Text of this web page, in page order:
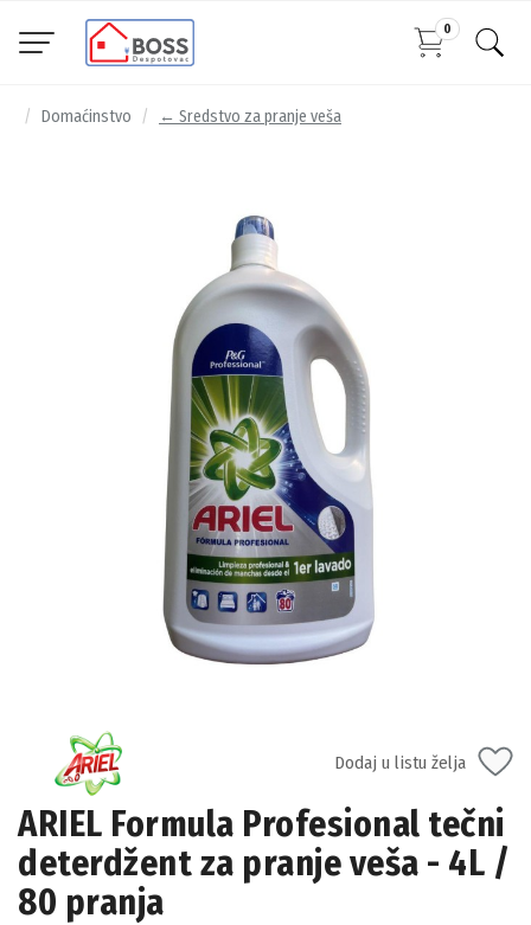
0
Domaćinstvo ← Sredstvo za pranje veša
Dodaj u listu želja
ARIEL Formula Profesional tečni
deterdžent za pranje veša - 4L /
80 pranja